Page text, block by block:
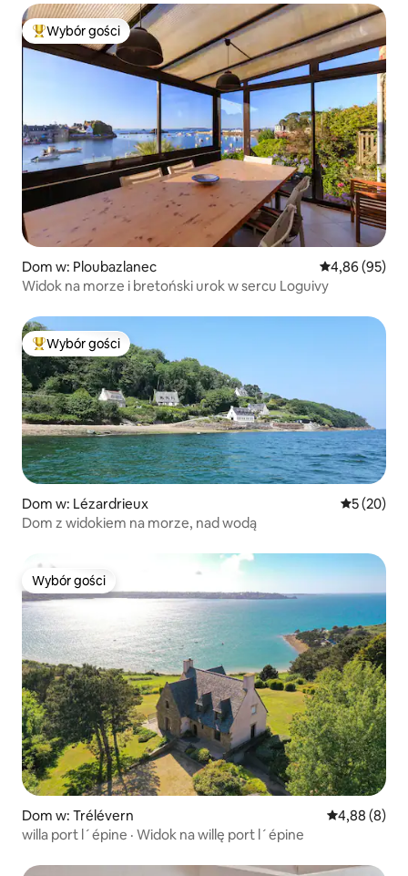
Najpopularniejsze z kategorii Wybór gości
Wybór gości
Dom w: Ploubazlanec Średnia
4,86 (95)
Widok na morze i bretoński urok w sercu Loguivy
Najpopularniejsze z kategorii Wybór gości
Wybór gości
Dom w: Lézardrieux Średnia
5 (20)
Dom z widokiem na morze, nad wodą
Wybór gości
Wybór gości
Dom w: Trélévern Średnia
4,88 (8)
willa port l´épine · Widok na willę port l´épine